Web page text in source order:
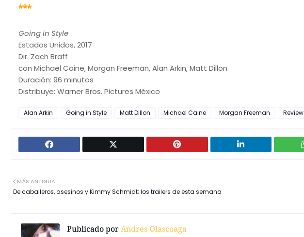
***
Going in Style
Estados Unidos, 2017
Dir. Zach Braff
con Michael Caine, Morgan Freeman, Alan Arkin, Matt Dillon
Duración: 96 minutos
Distribuye: Warner Bros. Pictures México
Alan Arkin Going in Style Matt Dillon Michael Caine Morgan Freeman Review
MÁS ANTIGUA
De caballeros, asesinos y Kimmy Schmidt; los trailers de esta semana
Publicado porAndrés Olascoaga